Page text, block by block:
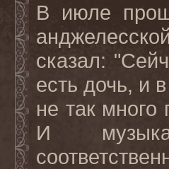
В июле
сказал:
есть дочь, и
не так много
И музыка